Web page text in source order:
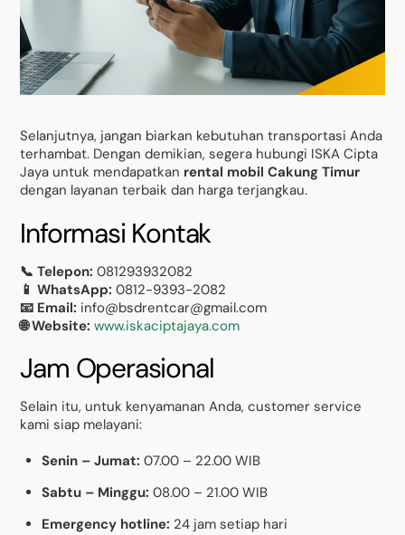
Selanjutnya, jangan biarkan kebutuhan transportasi Anda
terhambat. Dengan demikian, segera hubungi ISKA Cipta
Jaya untuk mendapatkan rental mobil Cakung Timur
dengan layanan terbaik dan harga terjangkau.
Informasi Kontak
📞 Telepon: 081293932082
📱 WhatsApp: 0812-9393-2082
📧 Email: info@bsdrentcar@gmail.com
🌐 Website: www.iskaciptajaya.com
Jam Operasional
Selain itu, untuk kenyamanan Anda, customer service
kami siap melayani:
Senin – Jumat: 07.00 – 22.00 WIB
Sabtu – Minggu: 08.00 – 21.00 WIB
Emergency hotline: 24 jam setiap hari